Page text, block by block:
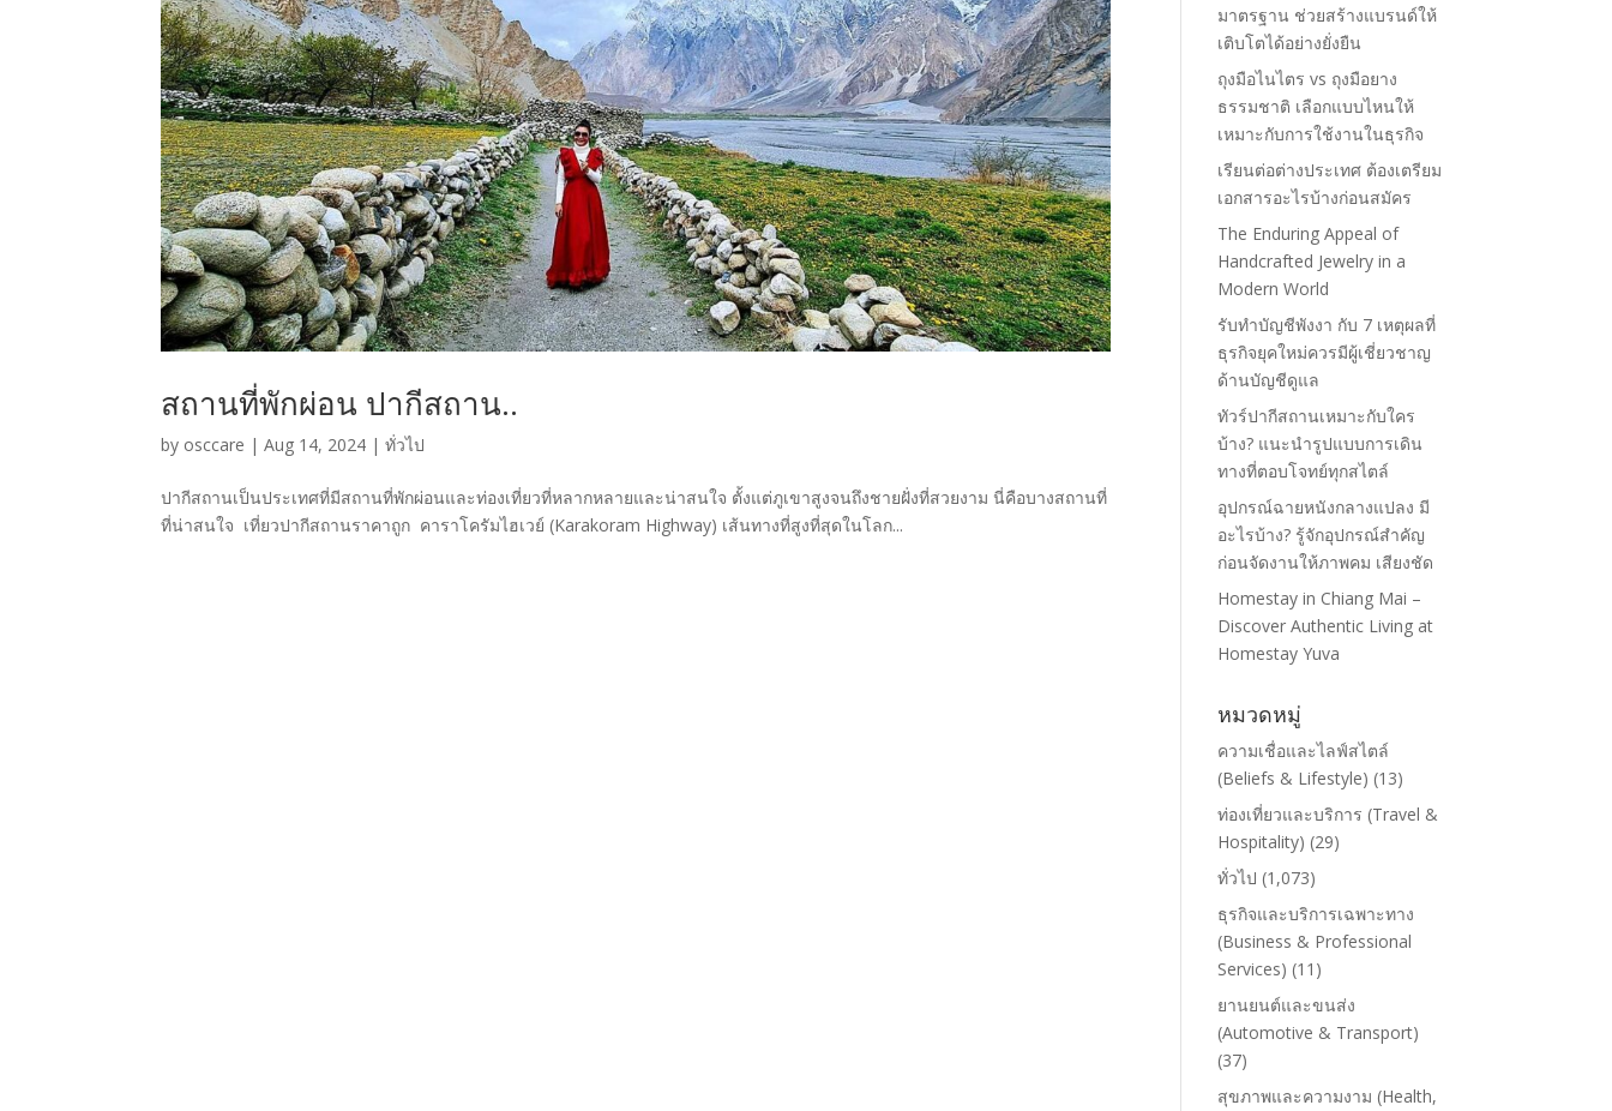
สถานที่พักผ่อน ปากีสถาน..
by osccare |Aug 14, 2024 |ทั่วไป
ปากีสถานเป็นประเทศที่มีสถานที่พักผ่อนและท่องเที่ยวที่หลากหลายและน่าสนใจ ตั้งแต่ภูเขาสูงจนถึงชายฝั่งที่สวยงาม นี่คือบางสถานที่
ที่น่าสนใจ เที่ยวปากีสถานราคาถูก คาราโครัมไฮเวย์ (Karakoram Highway) เส้นทางที่สูงที่สุดในโลก...
มาตรฐาน ช่วยสร้างแบรนด์ให้
เติบโตได้อย่างยั่งยืน
ถุงมือไนไตร vs ถุงมือยาง
ธรรมชาติ เลือกแบบไหนให้
เหมาะกับการใช้งานในธุรกิจ
เรียนต่อต่างประเทศ ต้องเตรียม
เอกสารอะไรบ้างก่อนสมัคร
The Enduring Appeal of
Handcrafted Jewelry in a
Modern World
รับทำบัญชีพังงา กับ 7 เหตุผลที่
ธุรกิจยุคใหม่ควรมีผู้เชี่ยวชาญ
ด้านบัญชีดูแล
ทัวร์ปากีสถานเหมาะกับใคร
บ้าง? แนะนำรูปแบบการเดิน
ทางที่ตอบโจทย์ทุกสไตล์
อุปกรณ์ฉายหนังกลางแปลง มี
อะไรบ้าง? รู้จักอุปกรณ์สำคัญ
ก่อนจัดงานให้ภาพคม เสียงชัด
Homestay in Chiang Mai –
Discover Authentic Living at
Homestay Yuva
หมวดหมู่
ความเชื่อและไลฟ์สไตล์
(Beliefs & Lifestyle) (13)
ท่องเที่ยวและบริการ (Travel &
Hospitality) (29)
ทั่วไป (1,073)
ธุรกิจและบริการเฉพาะทาง
(Business & Professional
Services) (11)
ยานยนต์และขนส่ง
(Automotive & Transport)
(37)
สุขภาพและความงาม (Health,